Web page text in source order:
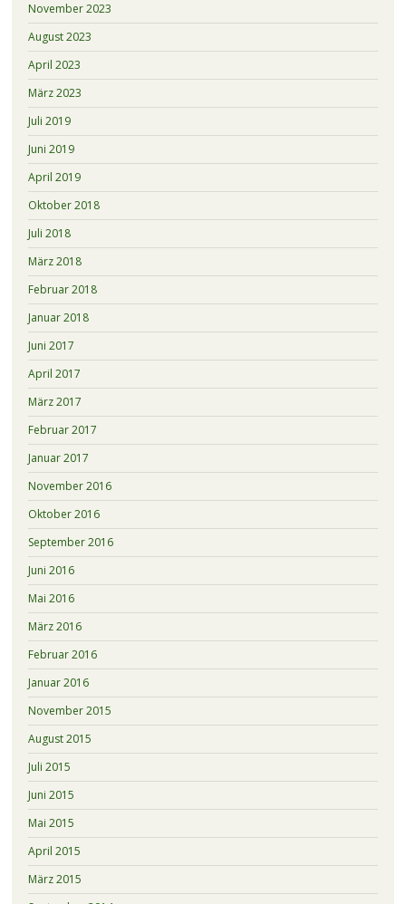
November 2023
August 2023
April 2023
März 2023
Juli 2019
Juni 2019
April 2019
Oktober 2018
Juli 2018
März 2018
Februar 2018
Januar 2018
Juni 2017
April 2017
März 2017
Februar 2017
Januar 2017
November 2016
Oktober 2016
September 2016
Juni 2016
Mai 2016
März 2016
Februar 2016
Januar 2016
November 2015
August 2015
Juli 2015
Juni 2015
Mai 2015
April 2015
März 2015